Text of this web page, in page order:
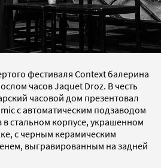
фестиваля Context балерина
часов Jaquet Droz. В честь
часовой дом презентовал
c автоматическим подзаводом
в стальном корпусе, украшенном
с черным керамическим
выгравированным на задней